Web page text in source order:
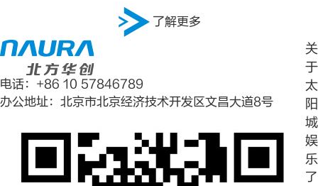
了解更多
电话：+86 10 57846789
办公地址：北京市北京经济技术开发区文昌大道8号
关
于
太
阳
城
娱
乐
了